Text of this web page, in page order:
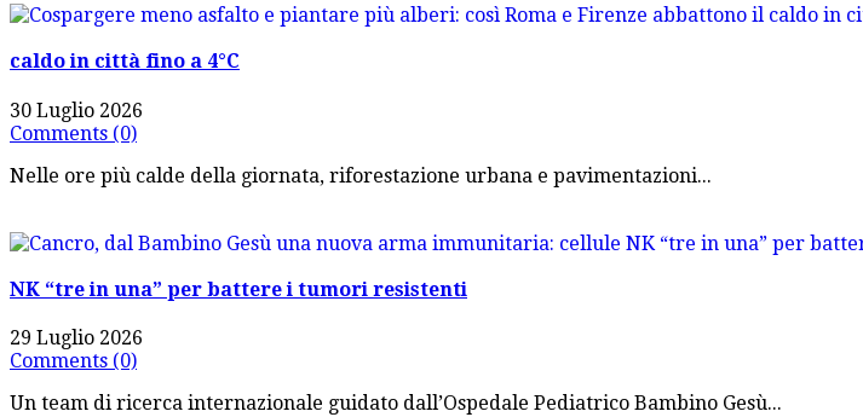
caldo in città fino a 4°C
30 Luglio 2026
Comments (0)
Nelle ore più calde della giornata, riforestazione urbana e pavimentazioni...
NK “tre in una” per battere i tumori resistenti
29 Luglio 2026
Comments (0)
Un team di ricerca internazionale guidato dall’Ospedale Pediatrico Bambino Gesù...